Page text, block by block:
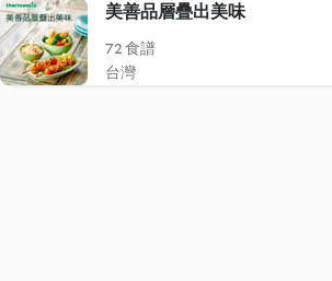
美善品層疊出美味
72 食譜
台灣